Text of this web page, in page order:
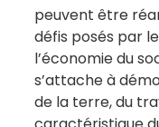
peuvent être
défis posés par
l’économie du
s’attache à
de la terre, du